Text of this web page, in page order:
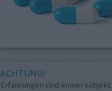
ACHTUNG!
Erfahrungen sind immer